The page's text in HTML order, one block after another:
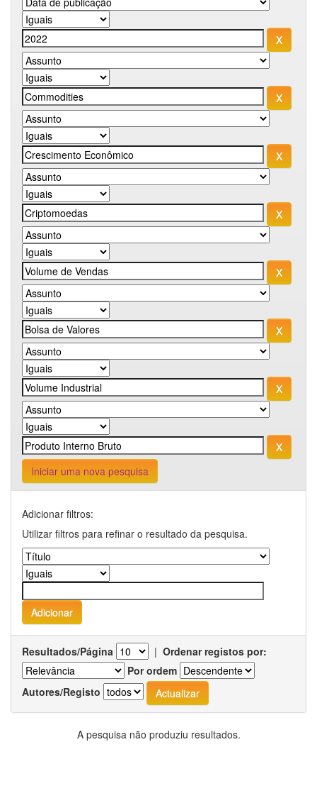
Iniciar uma nova pesquisa
Adicionar filtros:
Utilizar filtros para refinar o resultado da pesquisa.
Resultados/Página | Ordenar registos por:
Por ordem
Autores/Registo
A pesquisa não produziu resultados.